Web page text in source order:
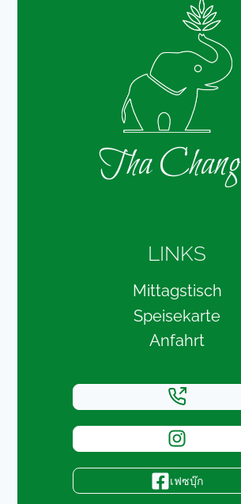
ESTAURANT!
Tha Chang
LINKS
Mittagstisch
Speisekarte
Anfahrt
เฟซบุ๊ก